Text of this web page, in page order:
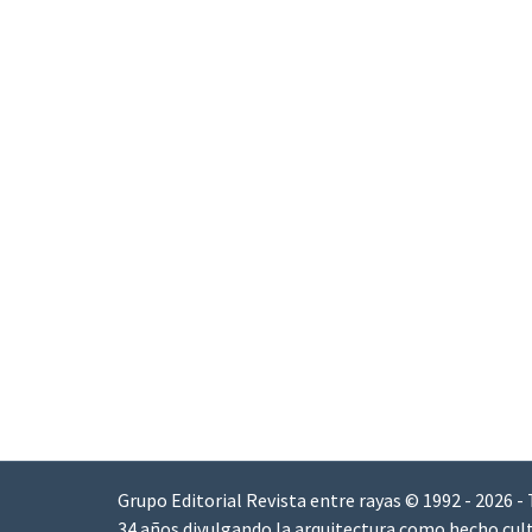
Grupo Editorial Revista entre rayas © 1992 - 2026 -